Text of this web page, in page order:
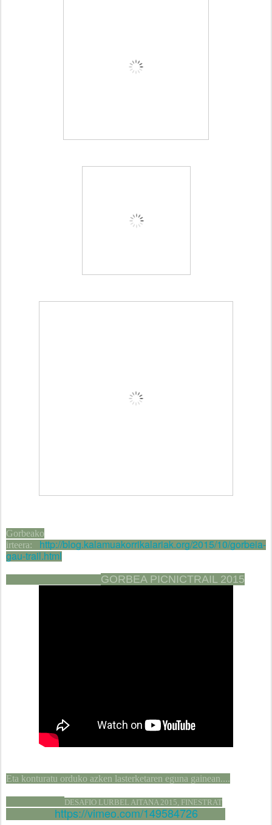
Gorbeako
irteera: http://blog.kalamuakorrikalariak.org/2015/10/gorbeia-
gau-trail.html
GORBEA PICNICTRAIL 2015
Eta konturatu orduko azken lasterketaren eguna gainean....
DESAFIO LURBEL AITANA 2015, FINESTRAT
https://vimeo.com/149584726